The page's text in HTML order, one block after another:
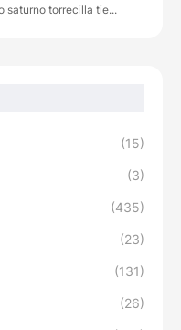
saturno torrecilla tie...
(15)
(3)
(435)
(23)
(131)
(26)